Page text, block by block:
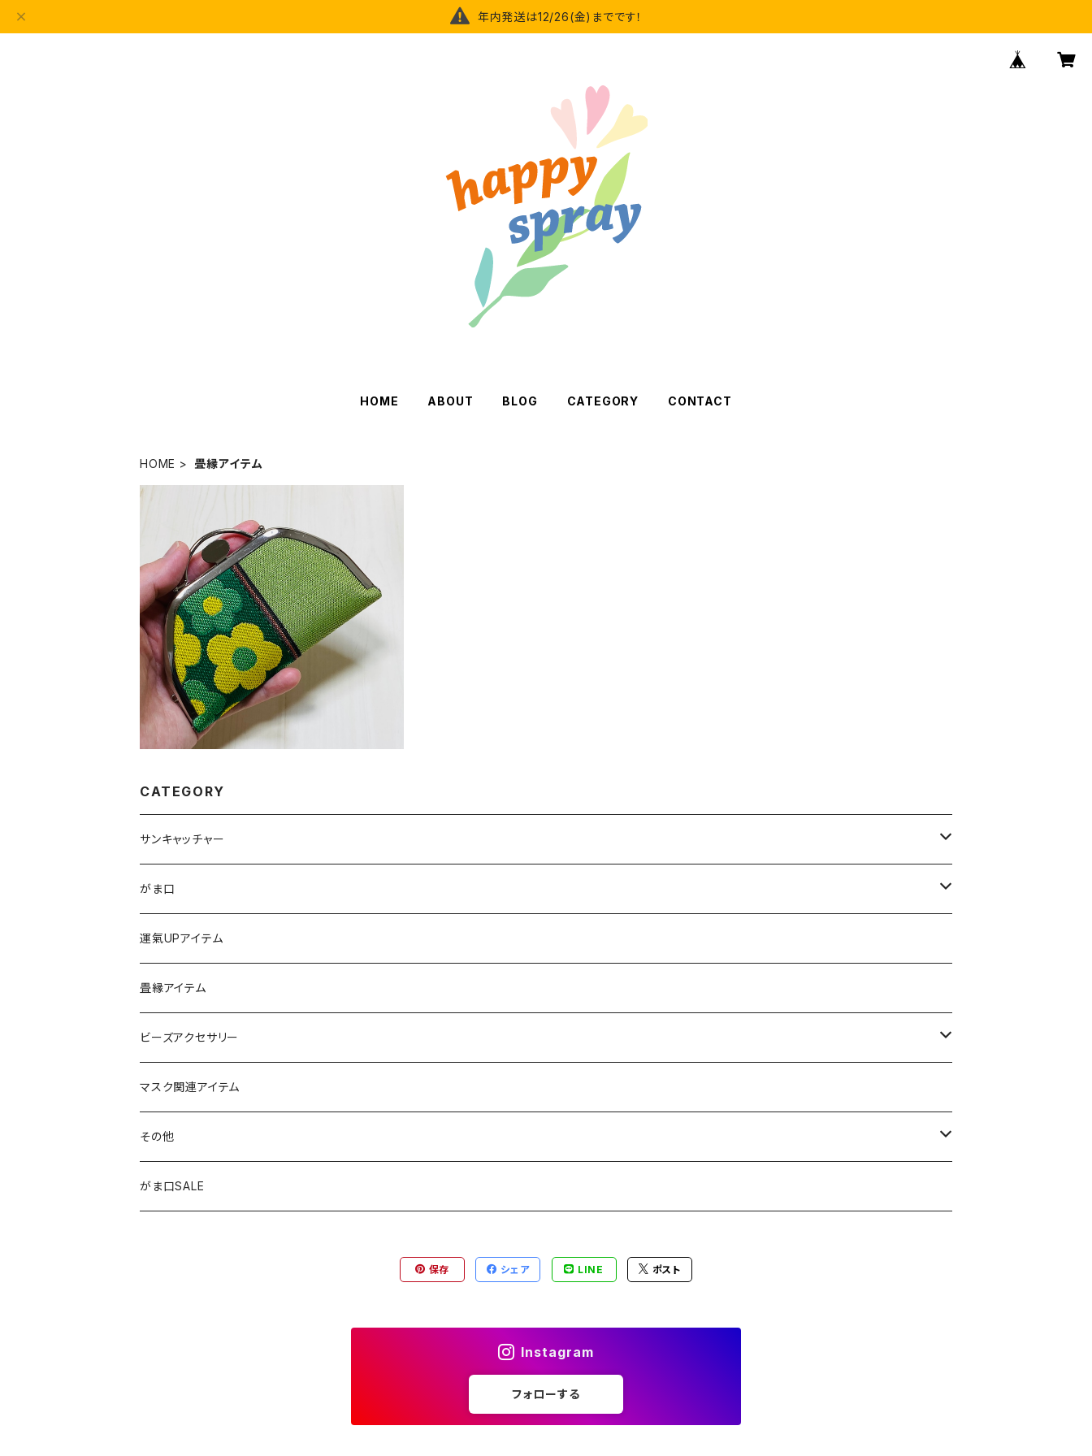
年内発送は12/26(金)までです！
HOME ABOUT BLOG CATEGORY CONTACT
HOME 畳縁アイテム
小銭がたっぷり入るコインケース／【畳縁】花
柄・グリーン系
¥4,300
CATEGORY
サンキャッチャー
ストラップ
チャーム
バッグチャーム
カーアクセサリー
ミニサンキャッチャー
窓用サンキャッチャー
ブックマーカー
がま口
ちびがま
カードケース
コインケース
長財布
ペンケース
通帳ケース
運氣UPアイテム
畳縁アイテム
ビーズアクセサリー
チャーム
ストラップ
ペンダント
マスク関連アイテム
その他
アジャスター
がま口SALE
保存 シェア LINE ポスト
Instagram
フォローする